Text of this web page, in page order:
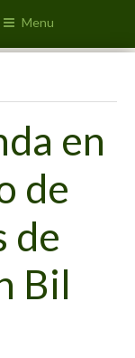
Menu
en
de
de
Bil